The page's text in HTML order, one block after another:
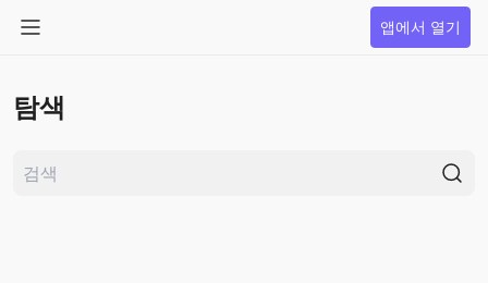
앱에서 열기
탐색